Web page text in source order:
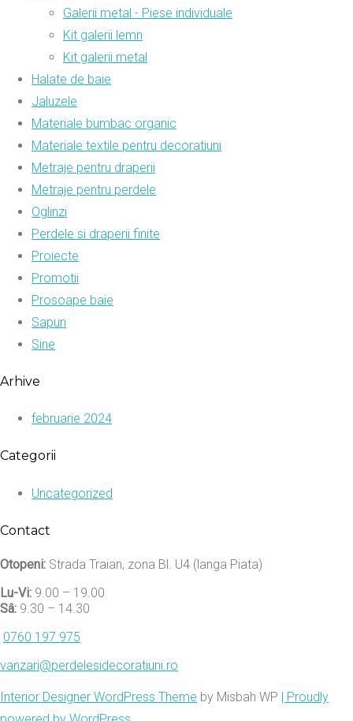
Galerii metal - Piese individuale
Kit galerii lemn
Kit galerii metal
Halate de baie
Jaluzele
Materiale bumbac organic
Materiale textile pentru decoratiuni
Metraje pentru draperii
Metraje pentru perdele
Oglinzi
Perdele si draperii finite
Proiecte
Promotii
Prosoape baie
Sapun
Sine
Arhive
februarie 2024
Categorii
Uncategorized
Contact
Otopeni: Strada Traian, zona Bl. U4 (langa Piata)
Lu-Vi: 9.00 – 19.00
Sâ: 9.30 – 14.30
0760 197 975
vanzari@perdelesidecoratiuni.ro
Interior Designer WordPress Theme by Misbah WP
| Proudly